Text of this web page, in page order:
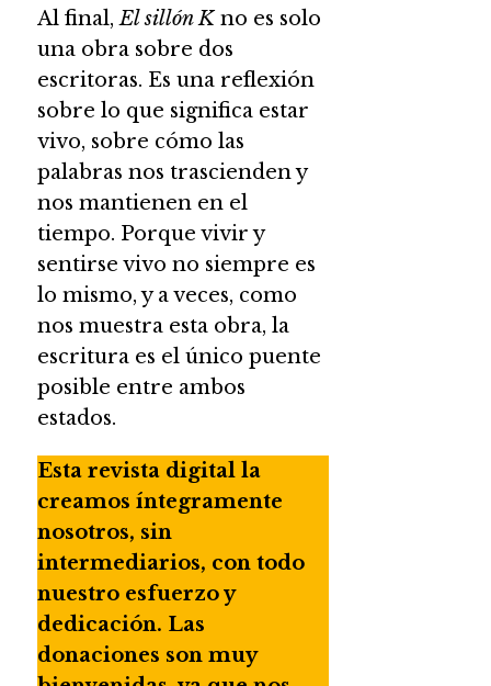
Al final,El sillón Kno es solo
una obra sobre dos
escritoras. Es una reflexión
sobre lo que significa estar
vivo, sobre cómo las
palabras nos trascienden y
nos mantienen en el
tiempo. Porque vivir y
sentirse vivo no siempre es
lo mismo, y a veces, como
nos muestra esta obra, la
escritura es el único puente
posible entre ambos
estados.
Esta revista digital la
creamos íntegramente
nosotros, sin
intermediarios, con todo
nuestro esfuerzo y
dedicación. Las
donaciones son muy